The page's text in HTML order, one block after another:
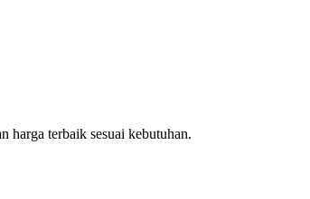
harga terbaik sesuai kebutuhan.